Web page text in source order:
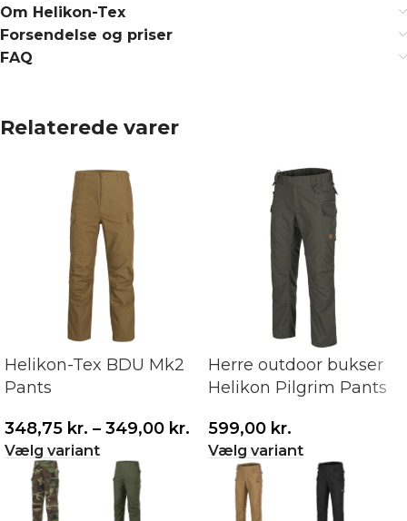
Om Helikon-Tex
Forsendelse og priser
FAQ
Relaterede varer
Helikon-Tex BDU Mk2
Pants
348,75 kr. – 349,00 kr.
Vælg variant
Herre outdoor bukser
Helikon Pilgrim Pants
599,00 kr.
Vælg variant